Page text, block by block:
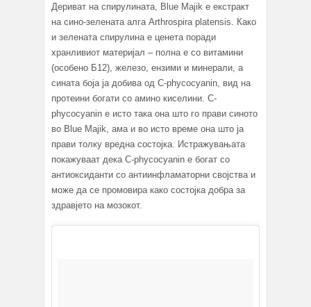
Дериват на спирулината, Blue Majik е екстракт
на сино-зелената алга Arthrospira platensis. Како
и зелената спирулина е ценета поради
хранливиот материјал – полна е со витамини
(особено Б12), железо, ензими и минерали, а
сината боја ја добива од C-phycocyanin, вид на
протеини богати со амино киселини. C-
phycocyanin е исто така она што го прави синото
во Blue Majik, ама и во исто време она што ја
прави толку вредна состојка. Истражувањата
покажуваат дека C-phycocyanin е богат со
антиоксиданти со антиинфламаторни својства и
може да се промовира како состојка добра за
здравјето на мозокот.